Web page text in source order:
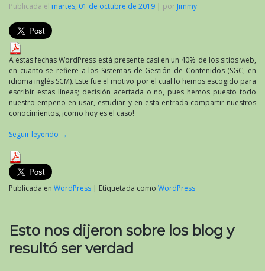
Publicada el martes, 01 de octubre de 2019 | por Jimmy
A estas fechas WordPress está presente casi en un 40% de los sitios web,
en cuanto se refiere a los Sistemas de Gestión de Contenidos (SGC, en
idioma inglés SCM). Este fue el motivo por el cual lo hemos escogido para
escribir estas líneas; decisión acertada o no, pues hemos puesto todo
nuestro empeño en usar, estudiar y en esta entrada compartir nuestros
conocimientos, ¡como hoy es el caso!
Seguir leyendo →
Publicada en WordPress | Etiquetada como WordPress
Esto nos dijeron sobre los blog y
resultó ser verdad